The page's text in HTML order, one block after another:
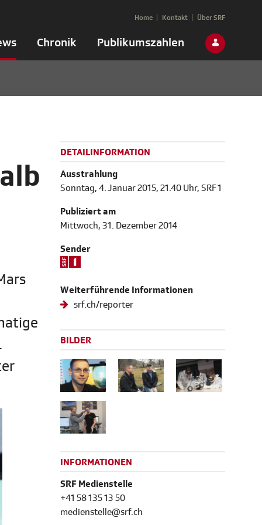
Chronik Publikumszahlen
Home Kontakt Über SRF
DETAILINFORMATION
Ausstrahlung
Sonntag, 4. Januar 2015, 21.40 Uhr, SRF 1
Publiziert am
Mittwoch, 31. Dezember 2014
Sender
Weiterführende Informationen
srf.ch/reporter
BILDER
INFORMATIONEN
SRF Medienstelle
+41 58 135 13 50
medienstelle@srf.ch